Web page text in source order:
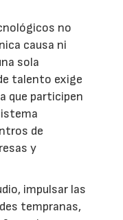
no
causa ni
sola
talento exige
que participen
de
y
impulsar las
tempranas,